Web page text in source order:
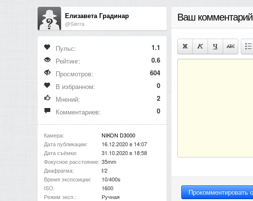
Елизавета Градинар
@Sierra
Пульс:
1.1
Рейтинг:
0.6
Просмотров:
604
В избранном:
0
Мнений:
2
Комментариев:
0
Камера:
NIKON D3000
Дата публикации:
16.12.2020 в 14:07
Дата съёмки:
31.10.2020 в 18:58
Фокусное расстояние: 35mm
Диафрагма:
f/2
Время экспозиции:
10/400s
ISO:
1600
Режим эксп.:
Ручная
Ваш комментарий